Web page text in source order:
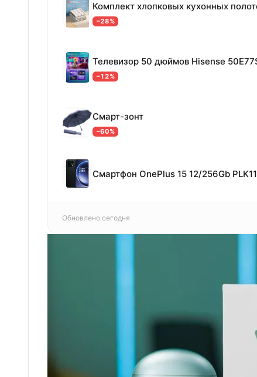
−28%
Телевизор 50 дюймов Hisense
−12%
Смарт-зонт
−60%
Смартфон OnePlus 15 12/256Gb
Обновлено сегодня